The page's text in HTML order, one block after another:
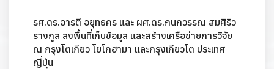
รศ.ดร.อารตี อยุทธคร และ ผศ.ดร.กนกวรรณ สมศิริว
รางกูล ลงพื้นที่เก็บข้อมูล และสร้างเครือข่ายการวิจัย
ณ กรุงโตเกียว โยโกฮามา และกรุงเกียวโต ประเทศ
ญี่ปุ่น